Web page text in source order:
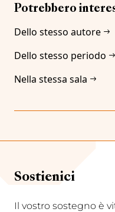
Potrebbero
Dello stesso autore
Dello stesso periodo
Nella stessa sala
Sostienici
Il vostro sostegno è